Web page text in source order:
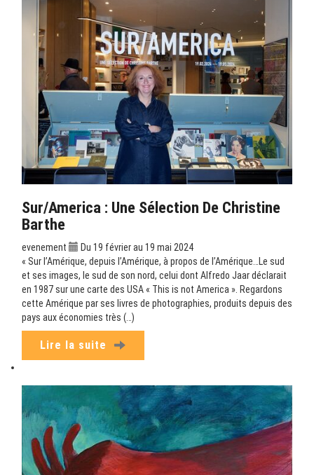
Sur/America : Une Sélection De Christine
Barthe
evenement
Du 19 février au 19 mai 2024
« Sur l’Amérique, depuis l’Amérique, à propos de l’Amérique…Le sud
et ses images, le sud de son nord, celui dont Alfredo Jaar déclarait
en 1987 sur une carte des USA « This is not America ». Regardons
cette Amérique par ses livres de photographies, produits depuis des
pays aux économies très (…)
Lire la suite